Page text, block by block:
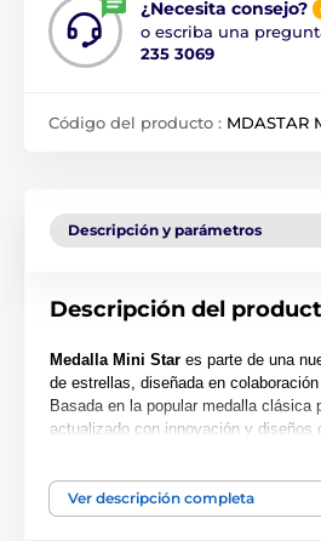
¿Necesita consejo?
o escriba una
235 3069
Código del producto : MDASTAR
Descripción y parámetros
Descripción del
Medalla Mini Star es parte de una
de estrellas, diseñada en
Basada en la popular medalla clásica
actualizado con innovación y diseños
Cortada en una forma especial, esta
Ver descripción completa